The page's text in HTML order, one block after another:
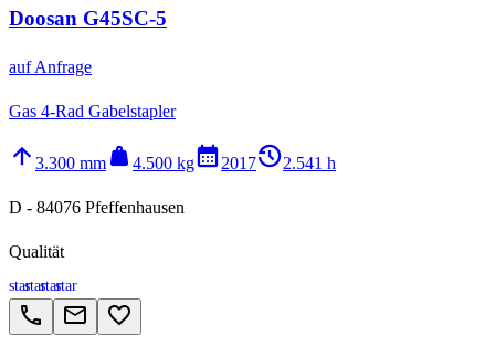
Doosan G45SC-5
auf Anfrage
Gas 4-Rad Gabelstapler
arrow_upward 3.300 mm weight 4.500 kgcalendar_month2017history_22.541 h
D - 84076 Pfeffenhausen
Qualität
starstarstarstar
call email favorite_border